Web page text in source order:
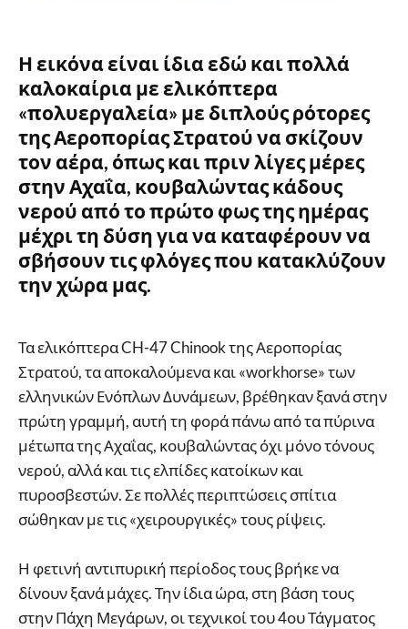
Η εικόνα είναι ίδια εδώ και πολλά
καλοκαίρια με ελικόπτερα
«πολυεργαλεία» με διπλούς ρότορες
της Αεροπορίας Στρατού να σκίζουν
τον αέρα, όπως και πριν λίγες μέρες
στην Αχαΐα, κουβαλώντας κάδους
νερού από το πρώτο φως της ημέρας
μέχρι τη δύση για να καταφέρουν να
σβήσουν τις φλόγες που κατακλύζουν
την χώρα μας.
Τα ελικόπτερα CH-47 Chinook της Αεροπορίας
Στρατού, τα αποκαλούμενα και «workhorse» των
ελληνικών Ενόπλων Δυνάμεων, βρέθηκαν ξανά στην
πρώτη γραμμή, αυτή τη φορά πάνω από τα πύρινα
μέτωπα της Αχαΐας, κουβαλώντας όχι μόνο τόνους
νερού, αλλά και τις ελπίδες κατοίκων και
πυροσβεστών. Σε πολλές περιπτώσεις σπίτια
σώθηκαν με τις «χειρουργικές» τους ρίψεις.
Η φετινή αντιπυρική περίοδος τους βρήκε να
δίνουν ξανά μάχες. Την ίδια ώρα, στη βάση τους
στην Πάχη Μεγάρων, οι τεχνικοί του 4ου Τάγματος